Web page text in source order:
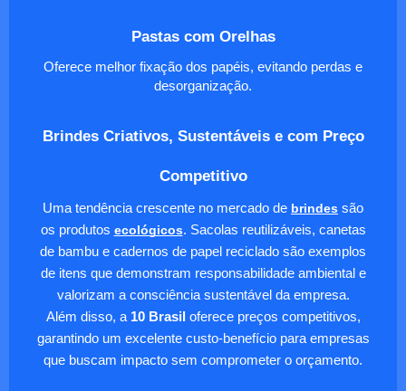
Pastas com Orelhas
Oferece melhor fixação dos papéis, evitando perdas e
desorganização.
Brindes Criativos, Sustentáveis e com Preço
Competitivo
Uma tendência crescente no mercado de brindes são
os produtos ecológicos. Sacolas reutilizáveis, canetas
de bambu e cadernos de papel reciclado são exemplos
de itens que demonstram responsabilidade ambiental e
valorizam a consciência sustentável da empresa.
Além disso, a 10 Brasil oferece preços competitivos,
garantindo um excelente custo-benefício para empresas
que buscam impacto sem comprometer o orçamento.